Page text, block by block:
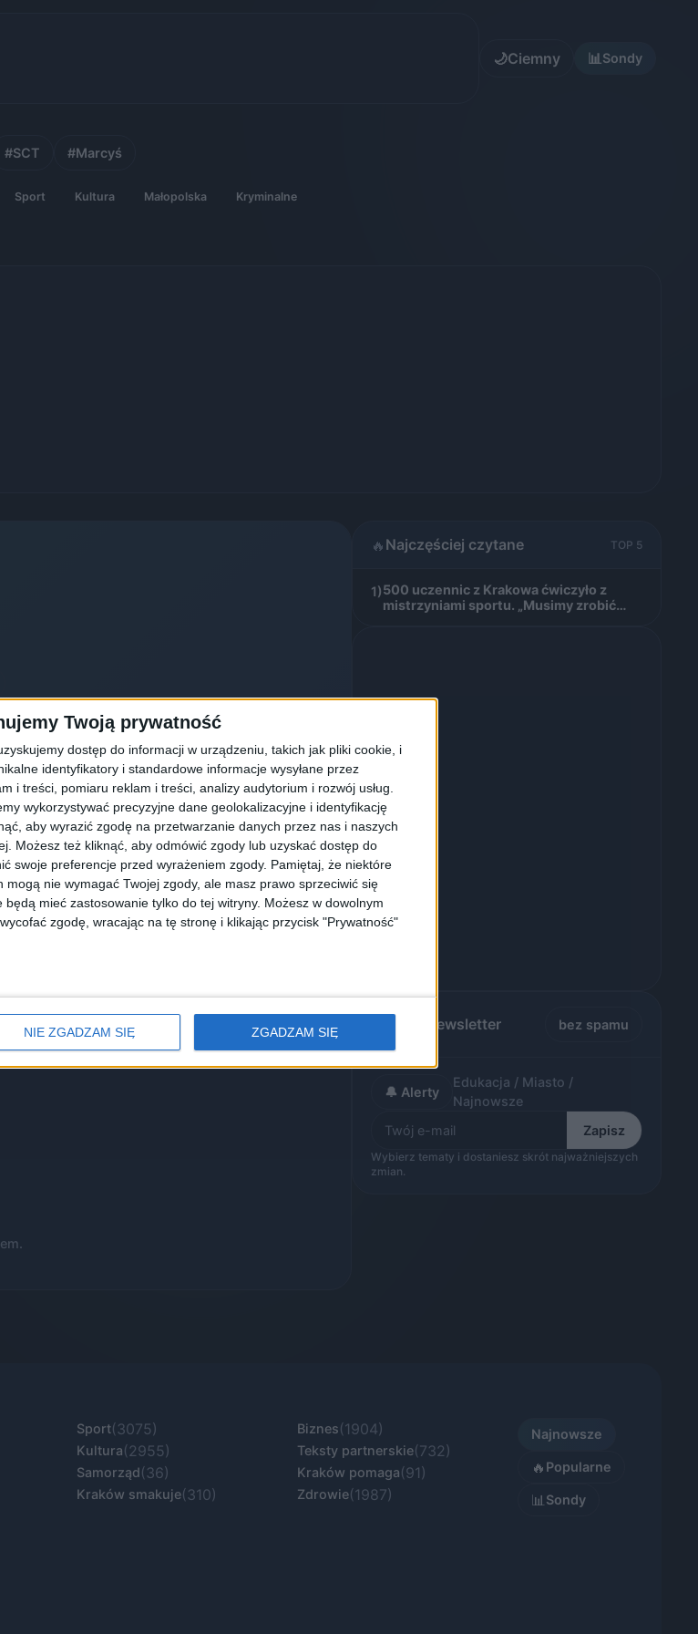
Twoją prywatność
dostęp do informacji w urządzeniu, takich jak pliki cookie, i
identyfikatory i standardowe informacje wysyłane przez
i treści, pomiaru reklam i treści, analizy audytorium i rozwój usług.
wykorzystywać precyzyjne dane geolokalizacyjne i identyfikację
aby wyrazić zgodę na przetwarzanie danych przez nas i naszych
Możesz też kliknąć, aby odmówić zgody lub uzyskać dostęp do
swoje preferencje przed wyrażeniem zgody. Pamiętaj, że niektóre
nie wymagać Twojej zgody, ale masz prawo sprzeciwić się
mieć zastosowanie tylko do tej witryny. Możesz w dowolnym
zgodę, wracając na tę stronę i klikając przycisk "Prywatność"
NIE ZGADZAM SIĘ ZGADZAM SIĘ
🌙Ciemny 📊Sondy
#SCT #Marcyś
Sport Kultura Małopolska Kryminalne
🔥 Najczęściej czytane TOP 5
1)500 uczennic z Krakowa ćwiczyło z
mistrzyniami sportu. „Musimy zrobić
Alerty / Newsletter bez spamu
🔔 Alerty
Edukacja / Miasto /
Najnowsze
Zapisz
Wybierz tematy i dostaniesz skrót najważniejszych
zmian.
Sport(3075)
Kultura(2955)
Samorząd(36)
Kraków smakuje(310)
Biznes(1904)
Teksty partnerskie(732)
Kraków pomaga(91)
Zdrowie(1987)
Najnowsze
🔥 Popularne
📊Sondy